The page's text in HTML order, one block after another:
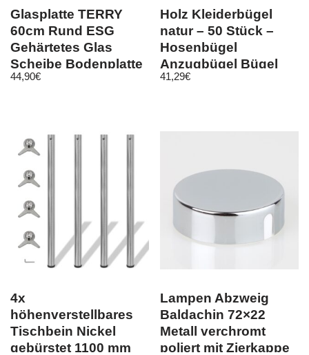
Glasplatte TERRY
60cm Rund ESG
Gehärtetes Glas
Scheibe Bodenplatte
Glasscheibe
44,90€
Holz Kleiderbügel
natur – 50 Stück –
Hosenbügel
Anzugbügel Bügel
Holzbügel
41,29€
4x
höhenverstellbares
Tischbein Nickel
gebürstet 1100 mm
Lampen Abzweig
Baldachin 72×22
Metall verchromt
poliert mit Zierkappe